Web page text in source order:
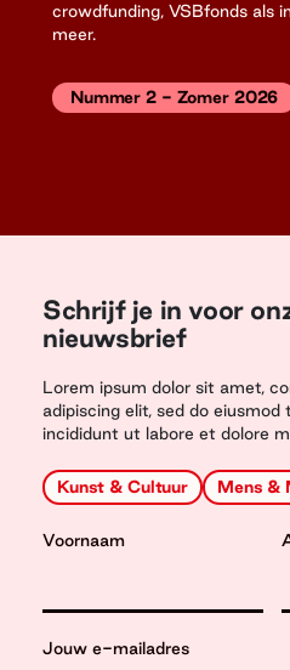
crowdfunding, VSBfonds als
meer.
Nummer 2 - Zomer 2026
Schrijf je in voor
nieuwsbrief
Lorem ipsum dolor sit amet,
adipiscing elit, sed do eiusmod
incididunt ut labore et dolore
Kunst & Cultuur Mens &
Jouw e-mailadres
Voornaam